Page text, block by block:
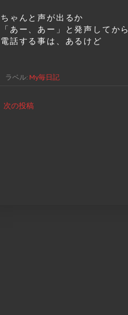
ちゃんと声が出るか
「あー、あー」と発声してから
電話する事は、あるけど
ラベル: My毎日記
次の投稿